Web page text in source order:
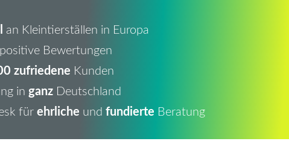
an Kleintierställen in Europa
positive Bewertungen
zufriedene Kunden
in ganzDeutschland
fürehrliche und fundierte Beratung